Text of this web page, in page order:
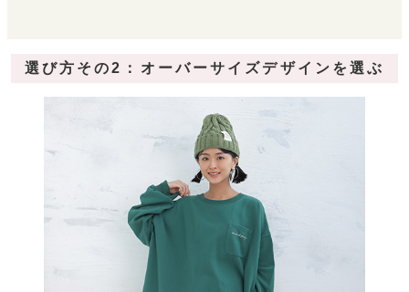
選び方その2：オーバーサイズデザインを選ぶ